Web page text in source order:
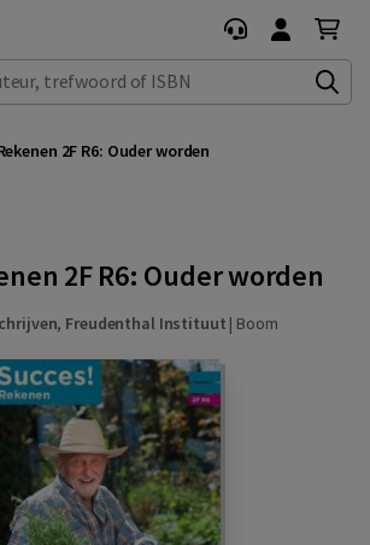
trefwoord of ISBN
2F R6: Ouder worden
2F R6: Ouder worden
, Freudenthal Instituut | Boom